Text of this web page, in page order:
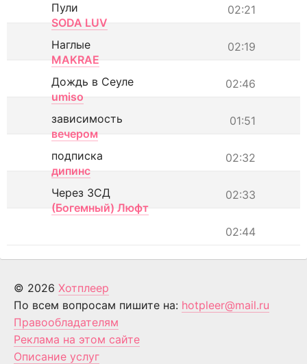
02:21
Пули
SODA LUV
02:19
Наглые
MAKRAE
02:46
Дождь в Сеуле
umiso
01:51
зависимость
вечером
02:32
подписка
дипинс
02:33
Через ЗСД
(Богемный) Люфт
02:44
© 2026 Хотплеер
По всем вопросам пишите на: hotpleer@mail.ru
Правообладателям
Реклама на этом сайте
Описание услуг